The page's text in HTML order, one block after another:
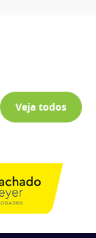
Veja todos